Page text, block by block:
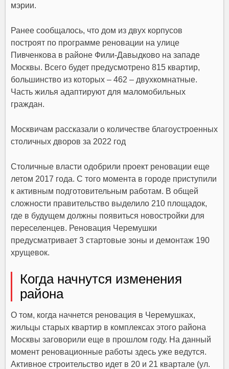
мэрии.
Ранее сообщалось, что дом из двух корпусов
построят по программе реновации на улице
Пивченкова в районе Фили-Давыдково на западе
Москвы. Всего будет предусмотрено 815 квартир,
большинство из которых – 462 – двухкомнатные.
Часть жилья адаптируют для маломобильных
граждан.
Москвичам рассказали о количестве благоустроенных
столичных дворов за 2022 год
Столичные власти одобрили проект реновации еще
летом 2017 года. С того момента в городе приступили
к активным подготовительным работам. В общей
сложности правительство выделило 210 площадок,
где в будущем должны появиться новостройки для
переселенцев. Реновация Черемушки
предусматривает 3 стартовые зоны и демонтаж 190
хрущевок.
Когда начнутся изменения
района
О том, когда начнется реновация в Черемушках,
жильцы старых квартир в комплексах этого района
Москвы заговорили еще в прошлом году. На данный
момент реновационные работы здесь уже ведутся.
Активное строительство идет в 20 и 21 квартале (ул.